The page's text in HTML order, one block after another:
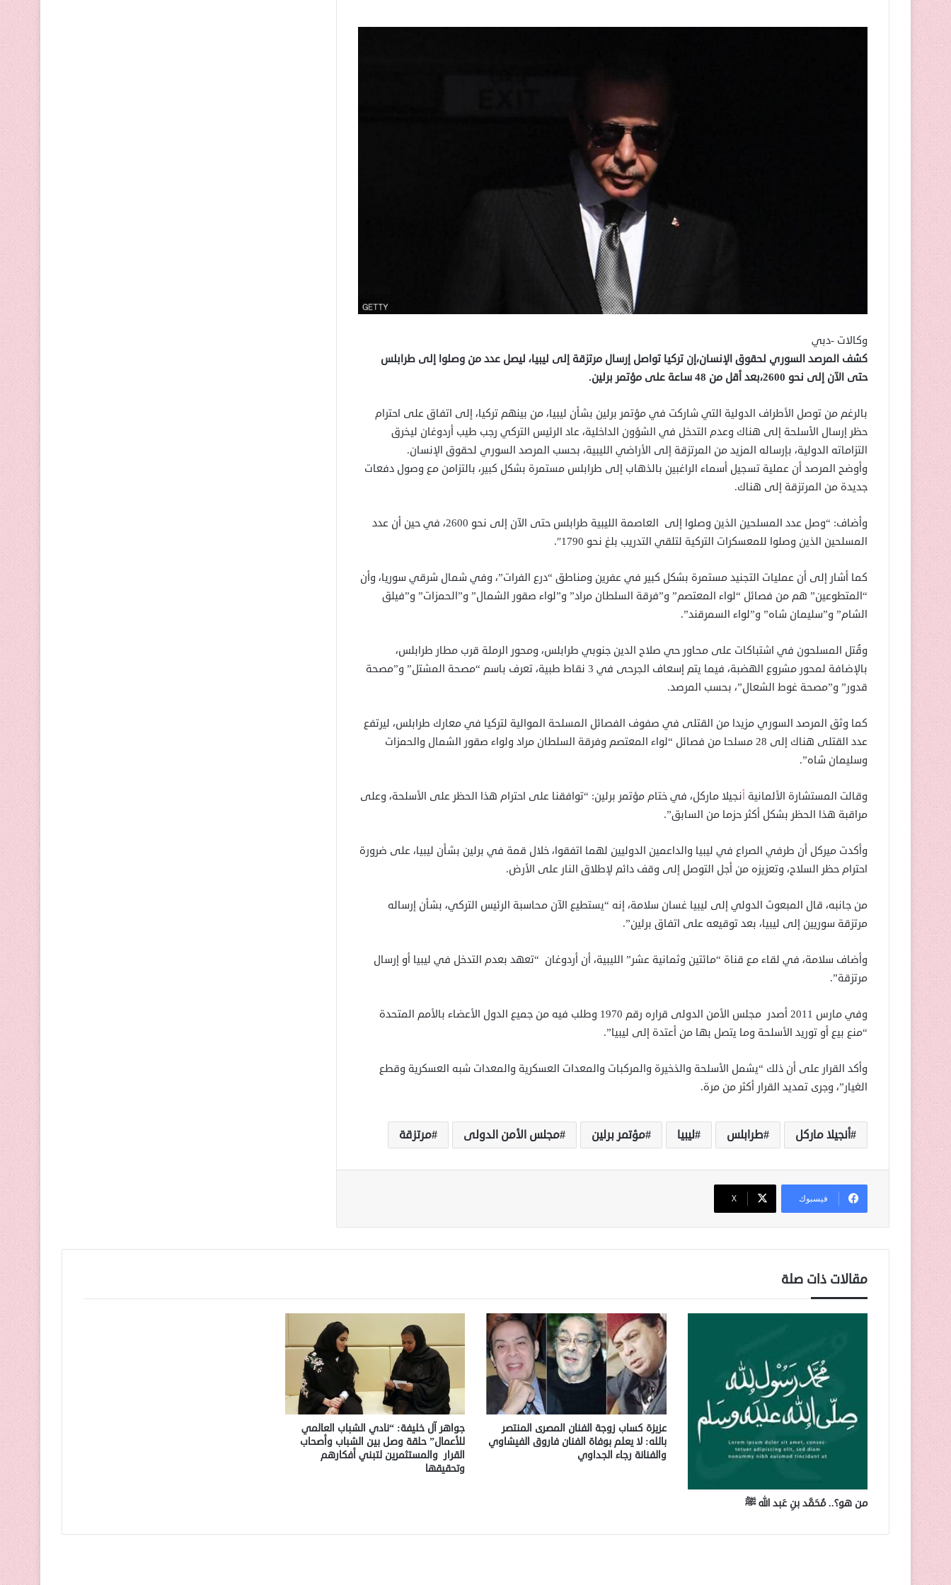
وكالات -دبي
كشف المرصد السوري لحقوق الإنسان،إن تركيا تواصل إرسال مرتزقة إلى ليبيا، ليصل عدد من وصلوا إلى طرابلس
حتى الآن إلى نحو 2600،بعد أقل من 48 ساعة على مؤتمر برلين.
بالرغم من توصل الأطراف الدولية التي شاركت في مؤتمر برلين بشأن ليبيا، من بينهم تركيا، إلى اتفاق على احترام
حظر إرسال الأسلحة إلى هناك وعدم التدخل في الشؤون الداخلية، عاد الرئيس التركي رجب طيب أردوغان ليخرق
التزاماته الدولية، بإرساله المزيد من المرتزقة إلى الأراضي الليبية، بحسب المرصد السوري لحقوق الإنسان.
وأوضح المرصد أن عملية تسجيل أسماء الراغبين بالذهاب إلى طرابلس مستمرة بشكل كبير، بالتزامن مع وصول دفعات
جديدة من المرتزقة إلى هناك.
وأضاف: “وصل عدد المسلحين الذين وصلوا إلى العاصمة الليبية طرابلس
حتى الآن إلى نحو 2600، في حين أن عدد
المسلحين الذين وصلوا للمعسكرات التركية لتلقي التدريب بلغ نحو 1790″.
كما أشار إلى أن عمليات التجنيد مستمرة بشكل كبير في عفرين ومناطق “درع الفرات”، وفي شمال شرقي سوريا، وأن
“المتطوعين” هم من فصائل “لواء المعتصم” و”فرقة السلطان مراد” و”لواء صقور الشمال” و”الحمزات” و”فيلق
الشام” و”سليمان شاه” و”لواء السمرقند”.
وقُتل المسلحون في اشتباكات على محاور حي صلاح الدين جنوبي طرابلس، ومحور الرملة قرب مطار طرابلس،
بالإضافة لمحور مشروع الهضبة، فيما يتم إسعاف الجرحى في 3 نقاط طبية، تعرف باسم “مصحة المشتل” و”مصحة
قدور” و”مصحة غوط الشعال”، بحسب المرصد.
كما وثق المرصد السوري مزيدا من القتلى في صفوف الفصائل المسلحة الموالية لتركيا في معارك طرابلس، ليرتفع
عدد القتلى هناك إلى 28 مسلحا من فصائل “لواء المعتصم وفرقة السلطان مراد ولواء صقور الشمال والحمزات
وسليمان شاه”.
وقالت المستشارة الألمانيةأنجيلا ماركل، في ختام مؤتمر برلين: “توافقنا على احترام هذا الحظر على الأسلحة، وعلى
مراقبة هذا الحظر بشكل أكثر حزما من السابق”.
وأكدت ميركل أن طرفي الصراع في ليبيا والداعمين الدوليين لهما اتفقوا، خلال قمة في برلين بشأن ليبيا، على ضرورة
احترام حظر السلاح، وتعزيزه من أجل التوصل إلى وقف دائم لإطلاق النار على الأرض.
من جانبه، قال المبعوث الدولي إلى ليبيا غسان سلامة، إنه “يستطيع الآن محاسبة الرئيس التركي، بشأن إرساله
مرتزقة سوريين إلى ليبيا، بعد توقيعه على اتفاق برلين”.
وأضاف سلامة، في لقاء مع قناة “مائتين وثمانية عشر” الليبية، أن أردوغان “تعهد بعدم التدخل في ليبيا أو إرسال
مرتزقة”.
وفي مارس 2011 أصدر مجلس الأمن الدولى قراره رقم 1970 وطلب فيه من جميع الدول الأعضاء بالأمم المتحدة
“منع بيع أو توريد الأسلحة وما يتصل بها من أعتدة إلى ليبيا”.
وأكد القرار على أن ذلك “يشمل الأسلحة والذخيرة والمركبات والمعدات العسكرية والمعدات شبه العسكرية وقطع
الغيار”، وجرى تمديد القرار أكثر من مرة.
أنجيلا ماركل طرابلس ليبيا مؤتمر برلين مجلس الأمن الدولى مرتزقة
فيسبوك ‫X
مقالات ذات صلة
من هو؟.. مُحَمَّد بنِ عَبد الله ﷺ
عزيزة كساب زوجة الفنان المصرى المنتصر
بالله: لا يعلم بوفاة الفنان فاروق الفيشاوي
والفنانة رجاء الجداوي
جواهر آل خليفة: “نادي الشباب العالمي
للأعمال” حلقة وصل بين الشباب وأصحاب
القرار والمستثمرين لتبني أفكارهم
وتحقيقها